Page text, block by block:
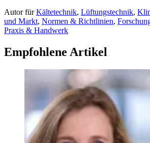
AutorfürKältetechnik, Lüftungstechnik,
und Markt, Normen & Richtlinien,
Praxis & Handwerk
Empfohlene Artikel